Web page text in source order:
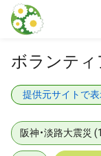
本文に飛ぶ
ボランテ
提供元サイトで
阪神・淡路大震災